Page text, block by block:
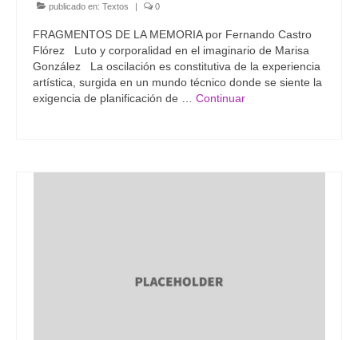
publicado en: Textos | 0
FRAGMENTOS DE LA MEMORIA por Fernando Castro
Flórez Luto y corporalidad en el imaginario de Marisa
González La oscilación es constitutiva de la experiencia
artística, surgida en un mundo técnico donde se siente la
exigencia de planificación de … Continuar